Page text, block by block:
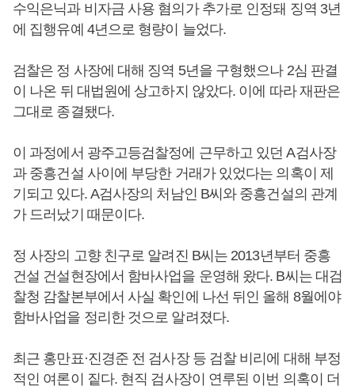
수익은닉과 비자금 사용 혐의가 추가로 인정돼 징역 3년
에 집행유예 4년으로 형량이 늘었다.
검찰은 정 사장에 대해 징역 5년을 구형했으나 2심 판결
이 나온 뒤 대법원에 상고하지 않았다. 이에 따라 재판은
그대로 종결됐다.
이 과정에서 광주고등검찰정에 근무하고 있던 A검사장
과 중흥건설 사이에 부당한 거래가 있었다는 의혹이 제
기되고 있다. A검사장의 처남인 B씨와 중흥건설의 관계
가 드러났기 때문이다.
정 사장의 고향 친구로 알려진 B씨는 2013년부터 중흥
건설 건설현장에서 함바사업을 운영해 왔다. B씨는 대검
찰청 감찰본부에서 사실 확인에 나선 뒤인 올해 8월에야
함바사업을 정리한 것으로 알려졌다.
최근 홍만표·진경준 전 검사장 등 검찰 비리에 대해 부정
적인 여론이 짙다. 현직 검사장이 연루된 이번 의혹이 더